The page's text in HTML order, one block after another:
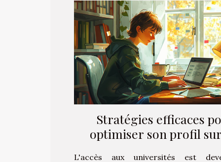
Stratégies efficaces
optimiser son profil
L'accès aux universités est